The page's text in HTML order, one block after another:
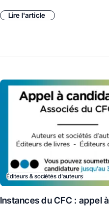
Lire l'article
Éditeurs & sociétés d'auteurs
Instances du CFC : appel à